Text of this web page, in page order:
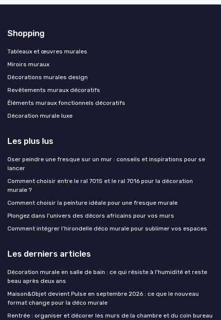
Shopping
Tableaux et œuvres murales
Miroirs muraux
Décorations murales design
Revêtements muraux décoratifs
Éléments muraux fonctionnels décoratifs
Décoration murale luxe
Les plus lus
Oser peindre une fresque sur un mur : conseils et inspirations pour se
lancer
Comment choisir entre le ral 7015 et le ral 7016 pour la décoration
murale ?
Comment choisir la peinture idéale pour une fresque murale
Plongez dans l'univers des décors africains pour vos murs
Comment intégrer l’hirondelle déco murale pour sublimer vos espaces
Les derniers articles
Décoration murale en salle de bain : ce qui résiste à l'humidité et reste
beau après deux ans
Maison&Objet devient Pulse en septembre 2026 : ce que le nouveau
format change pour la déco murale
Rentrée : organiser et décorer les murs de la chambre et du coin bureau